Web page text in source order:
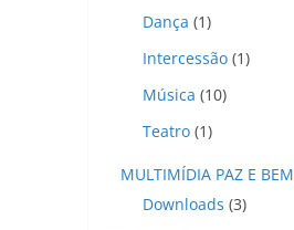
Dança (1)
Intercessão (1)
Música (10)
Teatro (1)
MULTIMÍDIA PAZ E BEM
Downloads (3)